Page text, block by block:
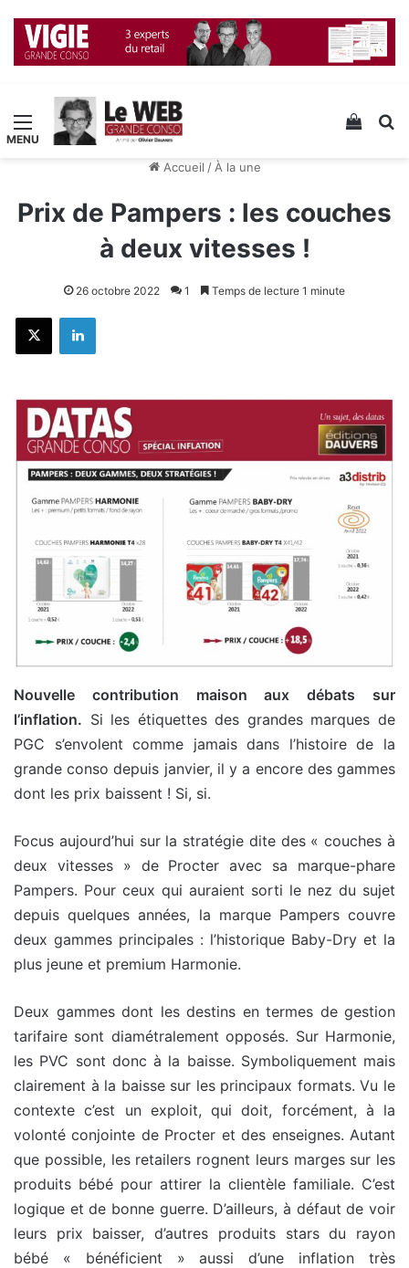
Menu Voir
Accueil / À la une
Prix de Pampers : les couches
à deux vitesses !
26 octobre 2022 1 Temps de lecture 1 minute
X Linkedin
Nouvelle contribution maison aux débats sur
l’inflation. Si les étiquettes des grandes marques de
PGC s’envolent comme jamais dans l’histoire de la
grande conso depuis janvier, il y a encore des gammes
dont les prix baissent ! Si, si.
Focus aujourd’hui sur la stratégie dite des « couches à
deux vitesses » de Procter avec sa marque-phare
Pampers. Pour ceux qui auraient sorti le nez du sujet
depuis quelques années, la marque Pampers couvre
deux gammes principales : l’historique Baby-Dry et la
plus jeune et premium Harmonie.
Deux gammes dont les destins en termes de gestion
tarifaire sont diamétralement opposés. Sur Harmonie,
les PVC sont donc à la baisse. Symboliquement mais
clairement à la baisse sur les principaux formats. Vu le
contexte c’est un exploit, qui doit, forcément, à la
volonté conjointe de Procter et des enseignes. Autant
que possible, les retailers rognent leurs marges sur les
produits bébé pour attirer la clientèle familiale. C’est
logique et de bonne guerre. D’ailleurs, à défaut de voir
leurs prix baisser, d’autres produits stars du rayon
bébé « bénéficient » aussi d’une inflation très